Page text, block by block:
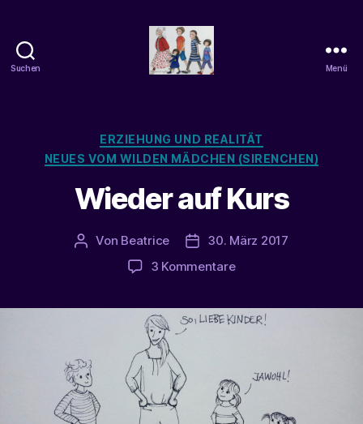
Suchen Menü
Kategorien
ERZIEHUNG UND REALITÄT
NEUES VOM WILDEN MÄDCHEN (SIRENCHEN)
Wieder auf Kurs
Beitragsautor
Von Beatrice Veröffentlichungsdatum
30. März 2017
3 Kommentarezu
Kurs